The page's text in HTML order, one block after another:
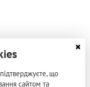
що
сайтом та